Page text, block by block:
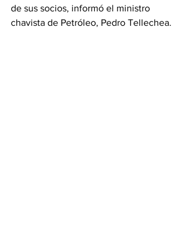
de sus socios, informó el ministro
chavista de Petróleo, Pedro Tellechea.